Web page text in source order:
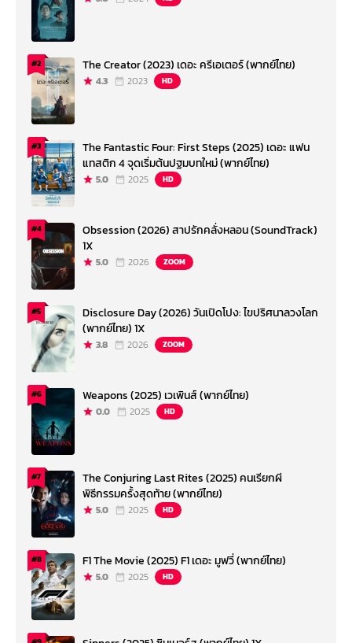
#2 The Creator (2023) เดอะ ครีเอเตอร์ (พากย์ไทย)
4.3 2023 HD
#3
The Fantastic Four: First Steps (2025) เดอะ แฟน
แทสติก 4 จุดเริ่มต้นปฐมบทใหม่ (พากย์ไทย)
5.0 2025 HD
#4
Obsession (2026) สาปรักคลั่งหลอน (SoundTrack)
1X
5.0 2026 ZOOM
#5
Disclosure Day (2026) วันเปิดโปง: ไขปริศนาลวงโลก
(พากย์ไทย) 1X
3.8 2026 ZOOM
#6 Weapons (2025) เวเพินส์ (พากย์ไทย)
0.0 2025 HD
#7
The Conjuring Last Rites (2025) คนเรียกผี
พิธีกรรมครั้งสุดท้าย (พากย์ไทย)
5.0 2025 HD
#8 F1 The Movie (2025) F1 เดอะ มูฟวี่ (พากย์ไทย)
5.0 2025 HD